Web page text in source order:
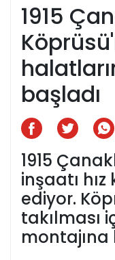
1915
başladı
1915
inşaatı
ediyor.
takılması
montajına